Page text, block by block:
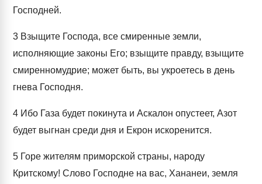
Господней.
3 Взыщите Господа, все смиренные земли,
исполняющие законы Его; взыщите правду, взыщите
смиренномудрие; может быть, вы укроетесь в день
гнева Господня.
4 Ибо Газа будет покинута и Аскалон опустеет, Азот
будет выгнан среди дня и Екрон искоренится.
5 Горе жителям приморской страны, народу
Критскому! Слово Господне на вас, Хананеи, земля